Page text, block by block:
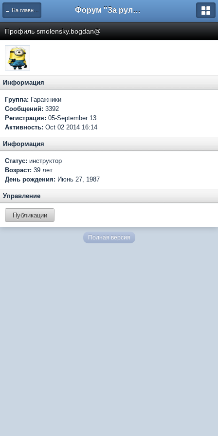
← На главную Форум "За рулем"
Профиль smolensky.bogdan@
Информация
Группа: Гаражники
Сообщений: 3392
Регистрация: 05-September 13
Активность: Oct 02 2014 16:14
Информация
Статус: инструктор
Возраст: 39 лет
День рождения: Июнь 27, 1987
Управление
Публикации
Полная версия